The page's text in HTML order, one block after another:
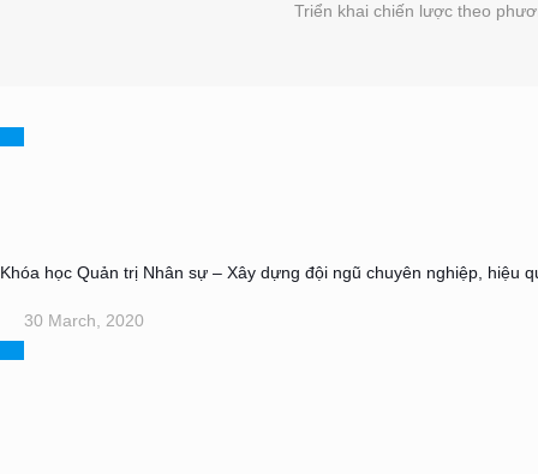
Triển khai chiến lược theo
Khóa học Quản trị Nhân sự – Xây dựng đội ngũ chuyên nghiệp, hiệu
30 March, 2020